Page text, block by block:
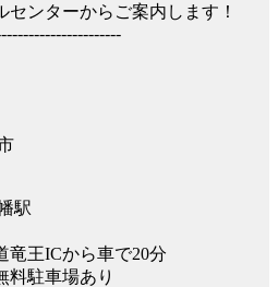
センターからご案内します！
駅
竜王ICから車で20分
駐車場あり